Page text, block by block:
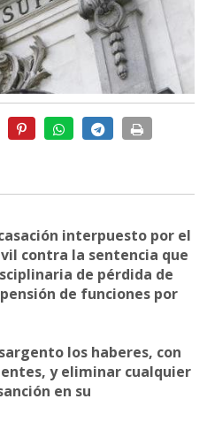
interpuesto por el
contra la sentencia que
de pérdida de
de funciones por
los haberes, con
y eliminar cualquier
en su